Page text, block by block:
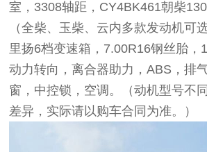
室，3308轴距，CY4BK461朝柴130
（全柴、玉柴、云内多款发动机可
里扬6档变速箱，7.00R16钢丝胎，
动力转向，离合器助力，ABS，排
窗，中控锁，空调。（动机型号不
差异，实际请以购车合同为准。）